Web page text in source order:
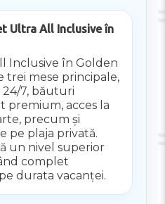
Ultra All Inclusive în
Inclusive în Golden
trei mese principale,
7, băuturi
premium, acces la
precum și
pe plaja privată.
un nivel superior
complet
durata vacanței.